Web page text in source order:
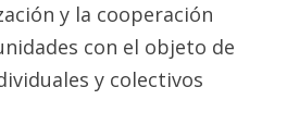
y la cooperación
con el objeto de
y colectivos